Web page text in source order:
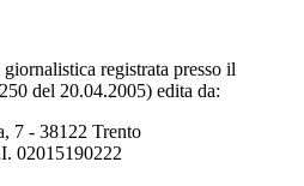
giornalistica registrata presso il
del 20.04.2005) edita da:
7 - 38122 Trento
02015190222